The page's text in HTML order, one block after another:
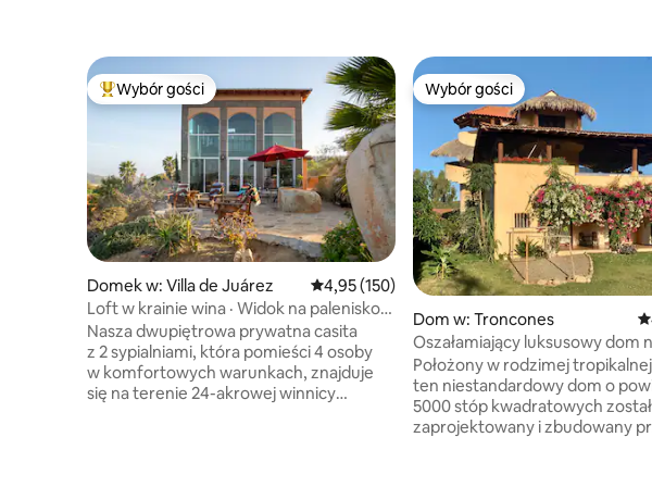
Najpopularniejsze z kategorii Wybór gości
Wybór gości
Domek w: Villa de Juárez Średnia ocena: 4,95 na 5, liczba recenzji: 150
4,95 (150)
Loft w krainie wina · Widok na palenisko
i gwiaździste niebo
Nasza dwupiętrowa prywatna casita
z 2 sypialniami, która pomieści 4 osoby
w komfortowych warunkach, znajduje
się na terenie 24-akrowej winnicy
Wybór gości
Wybór gości
Dom w: Troncones
Oszałamiający luksusowy dom
w pobliżu Troncones
Położony w rodzimej
ten niestandardowy dom o
5000 stóp kwadratowych został
zaprojektowany i zbudowany